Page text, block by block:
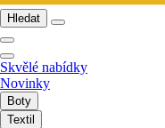
Hledat
Skvělé nabídky
Novinky
Boty
Textil